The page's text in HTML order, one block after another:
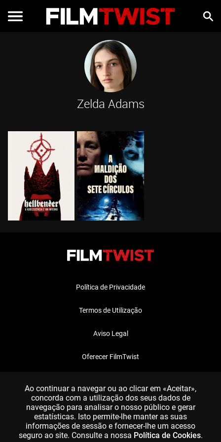
Zelda Adams
Política de Privacidade
Termos de Utilização
Aviso Legal
Oferecer FilmTwist
Ao continuar a navegar ou ao clicar em «Aceitar»,
concorda com a utilização dos seus dados de
navegação para analisar o nosso público e gerar
estatísticas. Isto permite-lhe manter as suas
informações de sessão e fornecer-lhe um acesso
seguro ao site. Consulte a nossa Política de Cookies.